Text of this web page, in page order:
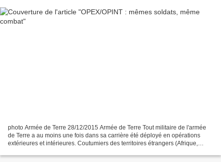
photo Armée de Terre 28/12/2015 Armée de Terre Tout militaire de l'armée
de Terre a au moins une fois dans sa carrière été déployé en opérations
extérieures et intérieures. Coutumiers des territoires étrangers (Afrique,